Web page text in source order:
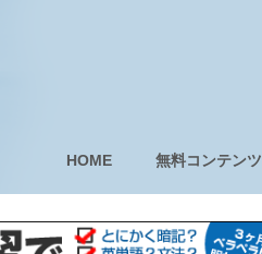
HOME 無料コンテンツ